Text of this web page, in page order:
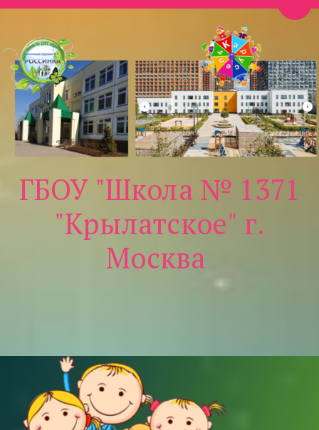
ГБОУ "Школа № 1371
"Крылатское" г.
Москва